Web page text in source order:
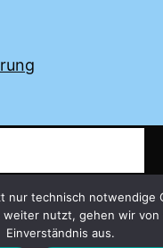
nur technisch notwendige
weiter nutzt, gehen wir von
Einverständnis aus.